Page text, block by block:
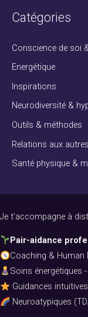
Catégories
Conscience de soi
Energétique
Inspirations
Neurodiversité &
Outils & méthodes
Relations aux autres
Santé physique &
Je t’accompagne à
Pair-aidance
Coaching & Human
Soins énergétiques
Guidances intuitives
Neuroatypiques